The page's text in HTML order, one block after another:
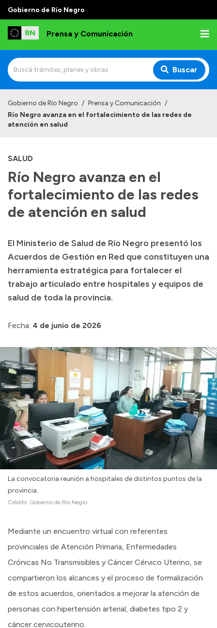
Gobierno de Río Negro
Prensa y Comunicación
Buscar
Institucional
Referentes de prensa
Archivo de noticias
Transparencia
Boletín Oficial
Compras y licitaciones
Consulta de expedientes
Consulta de pago a proveedores
Intranet
Login
Gobierno de Río Negro / Prensa y Comunicación /
Río Negro avanza en el fortalecimiento de las redes de
atención en salud
SALUD
Río Negro avanza en el
fortalecimiento de las redes
de atención en salud
El Ministerio de Salud de Río Negro presentó los
Acuerdos de Gestión en Red que constituyen una
herramienta estratégica para fortalecer el
trabajo articulado entre hospitales y equipos de
salud de toda la provincia.
Fecha: 4 de junio de 2026
La convocatoria reunión a hospitales de distintos puntos de la
provincia.
Crédito: Gobierno de Río Negro
Mediante un encuentro virtual con referentes
provinciales de Atención Primaria, Enfermedades
Crónicas No Transmisibles y Cáncer Cérvico Uterino, se
compartieron los alcances y el proceso de formalización
de estos acuerdos, orientados a mejorar la atención de
personas con hipertensión arterial, diabetes tipo 2 y
cáncer cervicouterino.